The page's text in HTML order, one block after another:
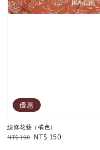
優惠
線條花藝（橘色）
Regular
NT$ 190 Sale
NT$ 150